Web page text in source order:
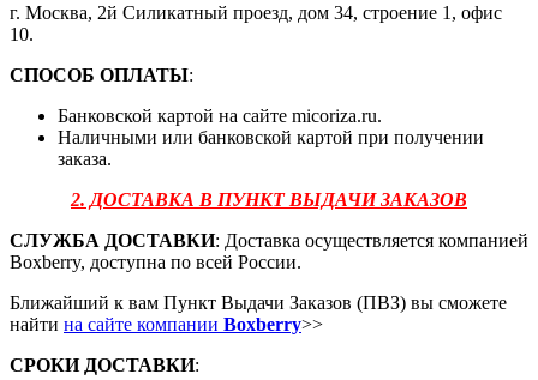
г. Москва, 2й Силикатный проезд, дом 34, строение 1, офис
10.
СПОСОБ ОПЛАТЫ:
Банковской картой на сайте micoriza.ru.
Наличными или банковской картой при получении
заказа.
2. ДОСТАВКА В ПУНКТ ВЫДАЧИ ЗАКАЗОВ
СЛУЖБА ДОСТАВКИ: Доставка осуществляется компанией
Boxberry, доступна по всей России.
Ближайший к вам Пункт Выдачи Заказов (ПВЗ) вы сможете
найти на сайте компании Boxberry>>
СРОКИ ДОСТАВКИ: